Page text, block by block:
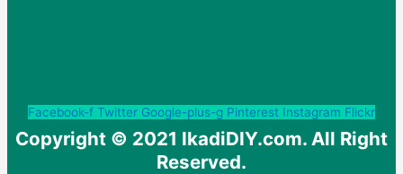
Facebook-f Twitter Google-plus-g Pinterest Instagram Flickr
Copyright © 2021 IkadiDIY.com. All Right
Reserved.